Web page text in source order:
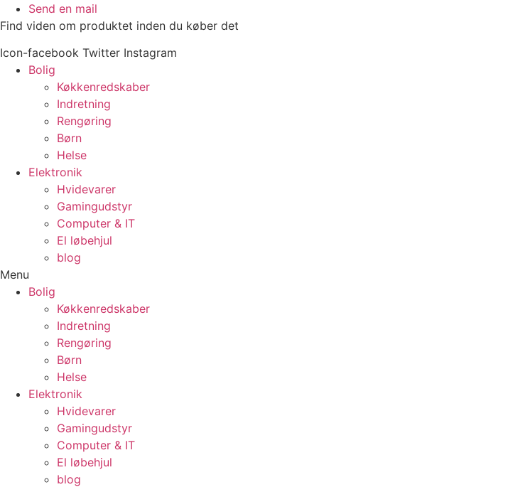
Videre
til
Send en mail
Find viden om produktet inden du køber det
Icon-facebook Twitter Instagram
Bolig
Køkkenredskaber
Indretning
Rengøring
Børn
Helse
Elektronik
Hvidevarer
Gamingudstyr
Computer & IT
El løbehjul
blog
Menu
Bolig
Køkkenredskaber
Indretning
Rengøring
Børn
Helse
Elektronik
Hvidevarer
Gamingudstyr
Computer & IT
El løbehjul
blog